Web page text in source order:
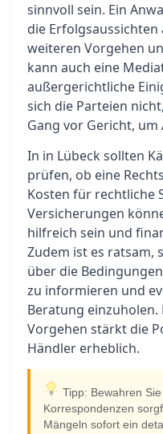
sinnvoll sein. Ein
die
weiteren Vorgehen
kann auch eine
außergerichtliche
sich die Parteien
Gang vor Gericht,
In in Lübeck sollten
prüfen, ob eine
Kosten für rechtliche
Versicherungen
hilfreich sein und
Zudem ist es ratsam,
über die
zu informieren und
Beratung
Vorgehen stärkt die
Händler erheblich.
Tipp: Bewahren
Korrespondenzen
Mängeln sofort ein